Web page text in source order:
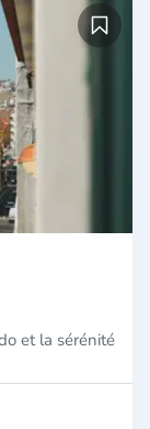
et la sérénité